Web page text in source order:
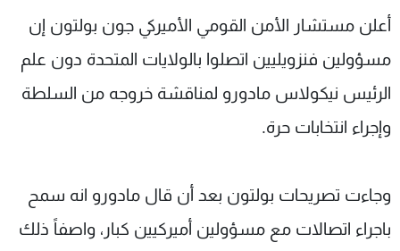
أعلن مستشار الأمن القومي الأميركي جون بولتون إن
مسؤولين فنزويليين اتصلوا بالولايات المتحدة دون علم
الرئيس نيكولاس مادورو لمناقشة خروجه من السلطة
وإجراء انتخابات حرة.
وجاءت تصريحات بولتون بعد أن قال مادورو انه سمح
باجراء اتصالات مع مسؤولين أميركيين كبار، واصفاً ذلك
شاهد البرامج
عن MTV
الإنـتـاج
لاعلاناتكم
وظائف